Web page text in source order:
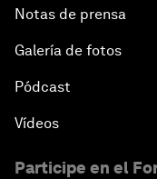
Notas de prensa
Galería de fotos
Pódcast
Vídeos
Participe en el